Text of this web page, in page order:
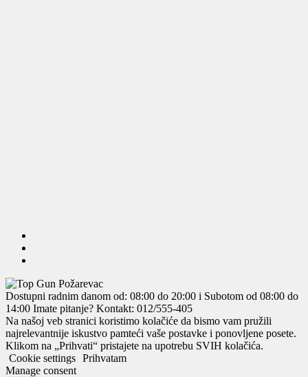
Dostupni radnim danom od: 08:00 do 20:00 i Subotom od 08:00 do
14:00 Imate pitanje? Kontakt: 012/555-405
Na našoj veb stranici koristimo kolačiće da bismo vam pružili
najrelevantnije iskustvo pamteći vaše postavke i ponovljene posete.
Klikom na „Prihvati“ pristajete na upotrebu SVIH kolačića.
Cookie settings Prihvatam
Manage consent